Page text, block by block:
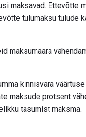
maksavad. Ettevõtte
tulumaksu tulude
maksumäära
kinnisvara
maksude protsent
tasumist maksma.